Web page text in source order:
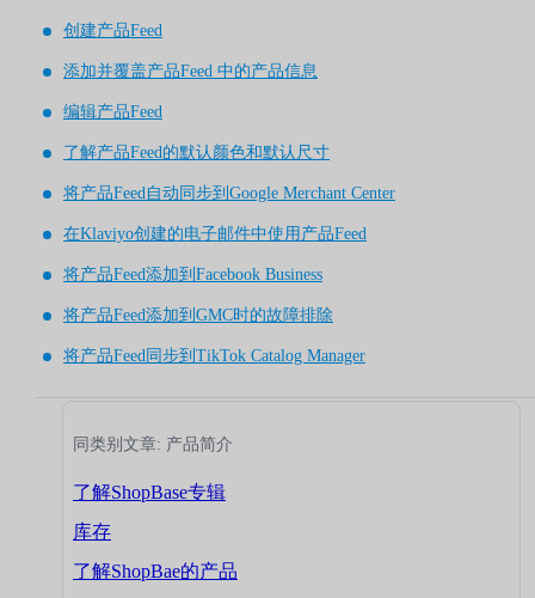
创建产品Feed
添加并覆盖产品Feed 中的产品信息
编辑产品Feed
了解产品Feed的默认颜色和默认尺寸
将产品Feed自动同步到Google Merchant Center
在Klaviyo创建的电子邮件中使用产品Feed
将产品Feed添加到Facebook Business
将产品Feed添加到GMC时的故障排除
将产品Feed同步到TikTok Catalog Manager
同类别文章: 产品简介
了解ShopBase专辑
库存
了解ShopBae的产品